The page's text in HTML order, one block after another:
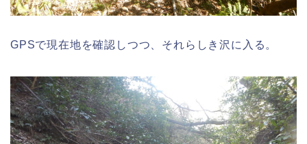
GPSで現在地を確認しつつ、それらしき沢に入る。